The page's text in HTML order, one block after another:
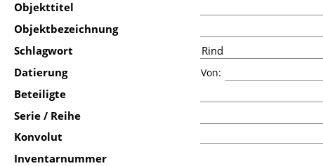
Objekttitel
Objektbezeichnung
Schlagwort
Datierung
Von:
Beteiligte
Serie / Reihe
Konvolut
Inventarnummer